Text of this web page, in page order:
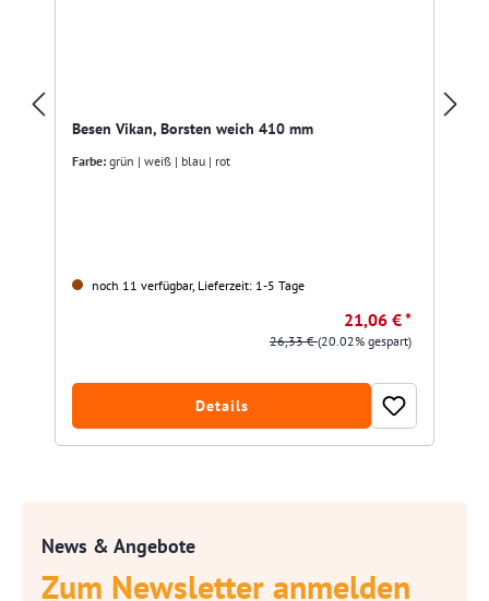
Besen Vikan, Borsten weich 410 mm
Farbe: grün | weiß | blau | rot
noch 11 verfügbar, Lieferzeit: 1-5 Tage
21,06 € *
26,33 €(20.02% gespart)
Details
News & Angebote
Zum Newsletter anmelden